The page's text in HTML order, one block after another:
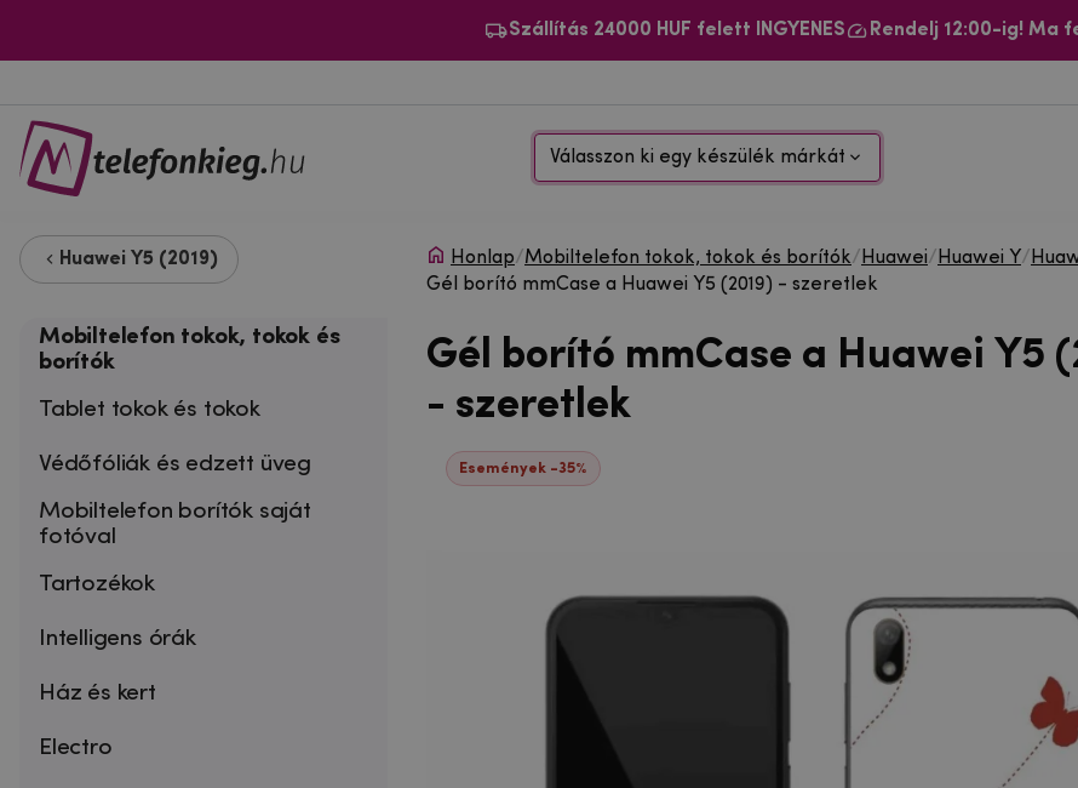
Szállítás 24000 HUF felett INGYENES Rendelj 12:00-ig! Ma
Válasszon ki egy készülék márkát
Huawei Y5 (2019)
Mobiltelefon tokok, tokok és
borítók
Tablet tokok és tokok
Védőfóliák és edzett üveg
Mobiltelefon borítók saját
fotóval
Tartozékok
Intelligens órák
Ház és kert
Electro
Honlap/Mobiltelefon tokok, tokok és borítók/ Huawei/ Huawei Y/
Gél borító mmCase a Huawei Y5 (2019) - szeretlek
Gél borító mmCase a Huawei Y5
- szeretlek
Események -35%